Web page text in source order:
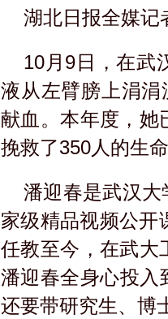
湖北日报全媒记
10月9日，在武
液从左臂膀上涓
献血。本年度，她
挽救了350人的生
潘迎春是武汉
家级精品视频公开
任教至今，在武大
潘迎春全身心投入
还要带研究生、博